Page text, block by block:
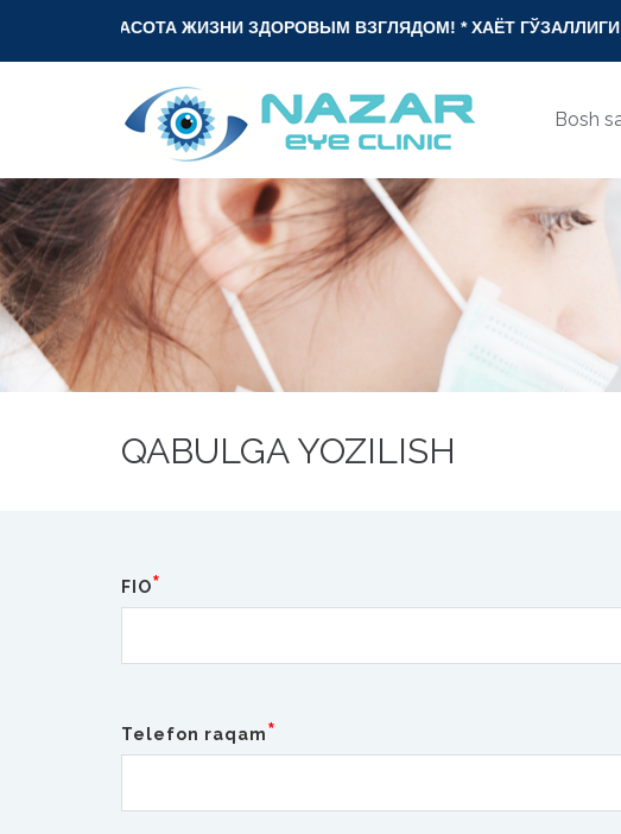
КРАСОТА ЖИЗНИ ЗДОРОВЫМ ВЗГЛЯДОМ! * ХАЁТ ГЎЗАЛЛИГИ
Bosh
QABULGA YOZILISH
FIO*
Telefon raqam*